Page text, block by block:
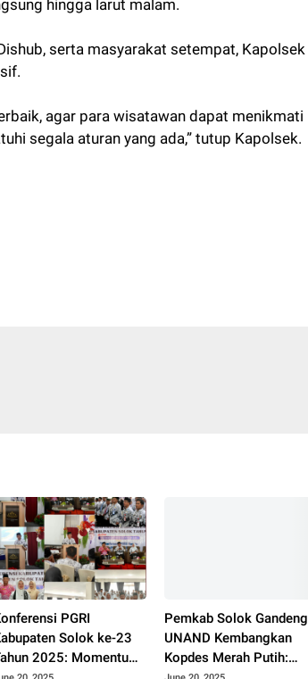
hingga larut malam.
serta masyarakat setempat, Kapolsek
agar para wisatawan dapat menikmati
segala aturan yang ada,” tutup Kapolsek.
PGRI
Solok ke-23
2025: Momentum
Pemkab Solok Gandeng
UNAND Kembangkan
Kopdes Merah Putih: